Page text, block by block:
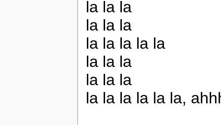
la la la
la la la
la la la la la
la la la
la la la
la la la la la la,